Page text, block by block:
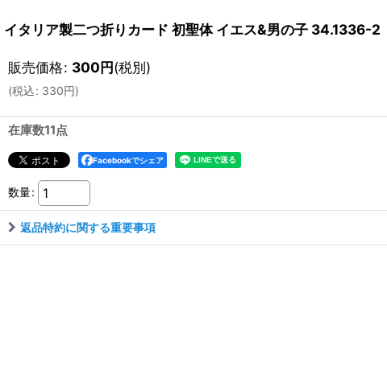
イタリア製二つ折りカード 初聖体 イエス&男の子 34.1336-2
販売価格: 300円(税別)
(税込: 330円)
在庫数11点
Facebookでシェア
数量:
返品特約に関する重要事項